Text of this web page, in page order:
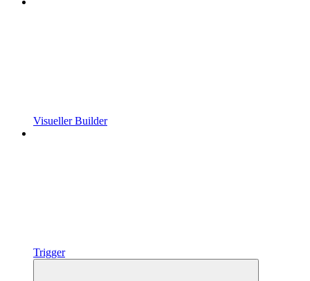
Visueller Builder
Trigger